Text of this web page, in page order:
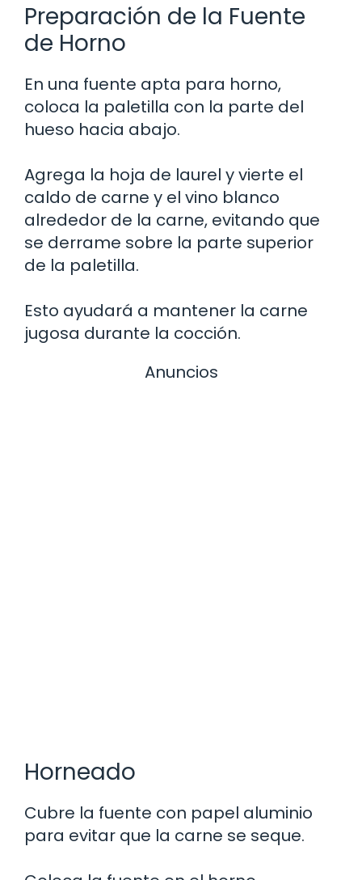
Preparación de la Fuente
de Horno
En una fuente apta para horno,
coloca la paletilla con la parte del
hueso hacia abajo.
Agrega la hoja de laurel y vierte el
caldo de carne y el vino blanco
alrededor de la carne, evitando que
se derrame sobre la parte superior
de la paletilla.
Esto ayudará a mantener la carne
jugosa durante la cocción.
Anuncios
Horneado
Cubre la fuente con papel aluminio
para evitar que la carne se seque.